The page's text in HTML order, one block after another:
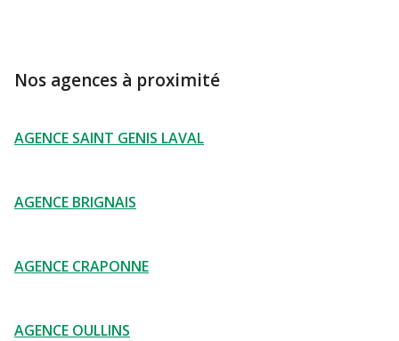
Nos agences à proximité
AGENCE SAINT GENIS LAVAL
AGENCE BRIGNAIS
AGENCE CRAPONNE
AGENCE OULLINS